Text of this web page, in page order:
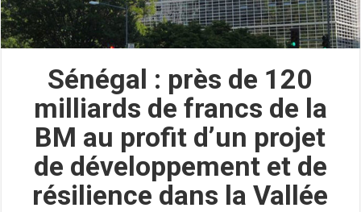
Sénégal : près de 120
milliards de francs de la
BM au profit d’un projet
de développement et de
résilience dans la Vallée